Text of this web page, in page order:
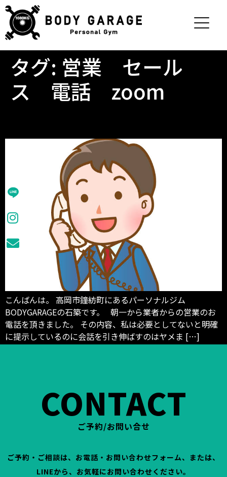
タグ: 営業 セール
ス 電話 zoom
こんばんは。 高岡市鐘紡町にあるパーソナルジム
BODYGARAGEの石築です。 朝一から業者からの営業のお
電話を頂きました。 その内容、私は必要としてないと明確
に提示しているのに会話を引き伸ばすのはヤメま […]
CONTACT
ご予約/お問い合せ
ご予約・ご相談は、お電話・お問い合わせフォーム、または、
LINEから、お気軽にお問い合わせください。